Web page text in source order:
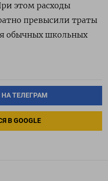
этом расходы
превысили траты
обычных школьных
ТЕЛЕГРАМ
В GOOGLE